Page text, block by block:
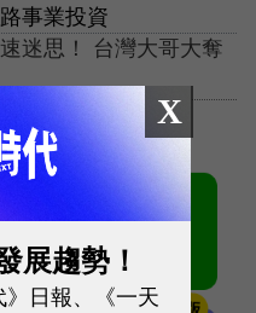
事業投資
迷思！ 台灣大哥大奪
X
展趨勢！
日報、《一天